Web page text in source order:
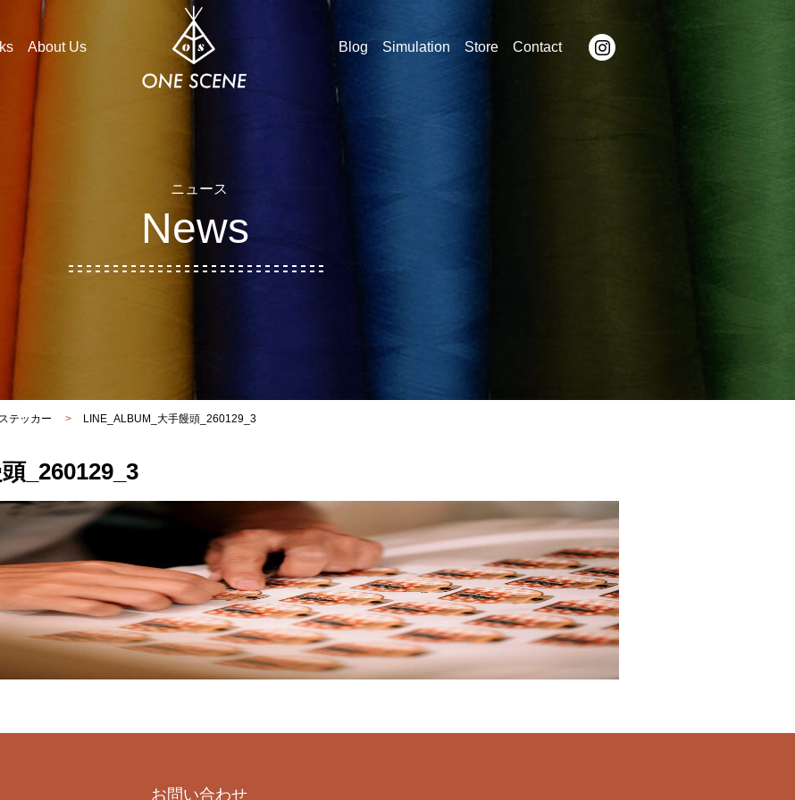
About Us Blog Simulation Store Contact
ニュース
News
テッカー > LINE_ALBUM_大手饅頭_260129_3
_260129_3
お問い合わせ